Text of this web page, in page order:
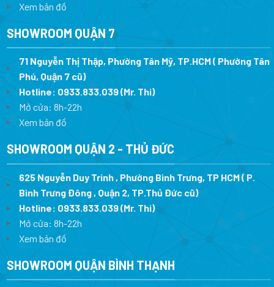
Xem bản đồ
SHOWROOM QUẬN 7
71 Nguyễn Thị Thập, Phường Tân Mỹ, TP.HCM ( Phường Tân
Phú, Quận 7 cũ)
Hotline: 0933.833.039(Mr. Thi)
Mở cửa: 8h-22h
Xem bản đồ
SHOWROOM QUẬN 2 - THỦ ĐỨC
625 Nguyễn Duy Trinh , Phường Bình Trưng, TP HCM ( P.
Bình Trưng Đông , Quận 2, TP.Thủ Đức cũ)
Hotline: 0933.833.039(Mr. Thi)
Mở cửa: 8h-22h
Xem bản đồ
SHOWROOM QUẬN BÌNH THẠNH